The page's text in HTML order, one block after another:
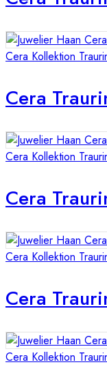
Cera Kollektion
Cera
Cera Kollektion
Cera
Cera Kollektion
Cera
Cera Kollektion